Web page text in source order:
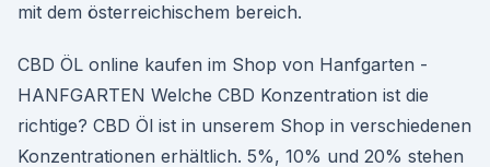
mit dem österreichischem bereich.
CBD ÖL online kaufen im Shop von Hanfgarten -
HANFGARTEN Welche CBD Konzentration ist die
richtige? CBD Öl ist in unserem Shop in verschiedenen
Konzentrationen erhältlich. 5%, 10% und 20% stehen